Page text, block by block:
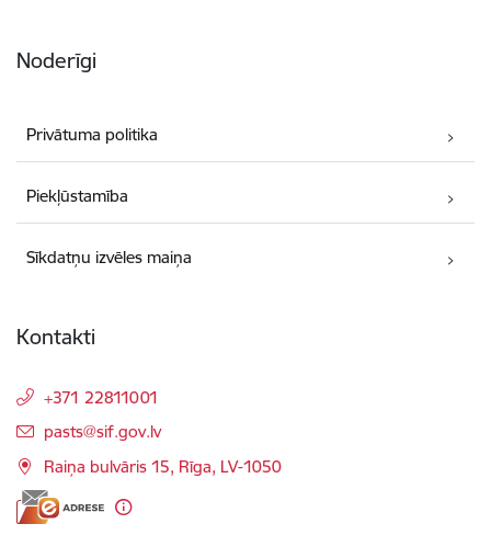
Noderīgi
Privātuma politika
Piekļūstamība
Sīkdatņu izvēles maiņa
Kontakti
+371 22811001
E-pasts:
pasts@sif.gov.lv
Raiņa bulvāris 15, Rīga, LV-1050